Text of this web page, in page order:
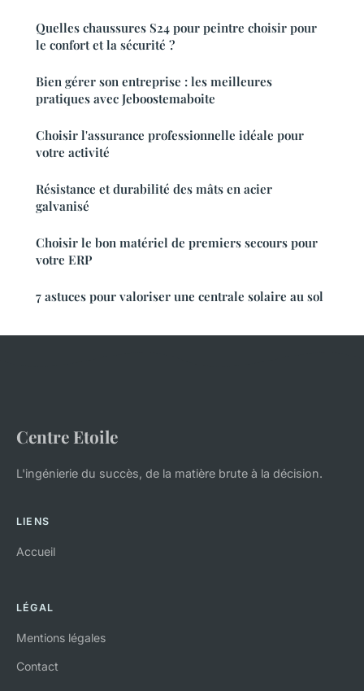
Quelles chaussures S24 pour peintre choisir pour
le confort et la sécurité ?
Bien gérer son entreprise : les meilleures
pratiques avec Jeboostemaboite
Choisir l'assurance professionnelle idéale pour
votre activité
Résistance et durabilité des mâts en acier
galvanisé
Choisir le bon matériel de premiers secours pour
votre ERP
7 astuces pour valoriser une centrale solaire au sol
Centre Etoile
L'ingénierie du succès, de la matière brute à la décision.
LIENS
Accueil
LÉGAL
Mentions légales
Contact